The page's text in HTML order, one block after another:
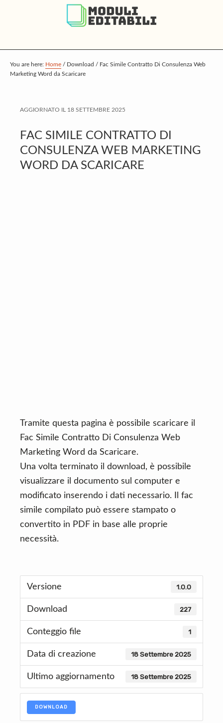
p
t
a
n
c
o
p
t
r
m
a
r
p
t
o
t
e
r
You are here: Home / Download / Fac Simile Contratto Di Consulenza Web
Marketing Word da Scaricare
AGGIORNATO IL 18 SETTEMBRE 2025
FAC SIMILE CONTRATTO DI
CONSULENZA WEB MARKETING
WORD DA SCARICARE
Tramite questa pagina è possibile scaricare il
Fac Simile Contratto Di Consulenza Web
Marketing Word da Scaricare.
Una volta terminato il download, è possibile
visualizzare il documento sul computer e
modificato inserendo i dati necessario. Il fac
simile compilato può essere stampato o
convertito in PDF in base alle proprie
necessità.
Versione 1.0.0
Download 227
Conteggio file 1
Data di creazione 18 Settembre 2025
Ultimo aggiornamento 18 Settembre 2025
DOWNLOAD